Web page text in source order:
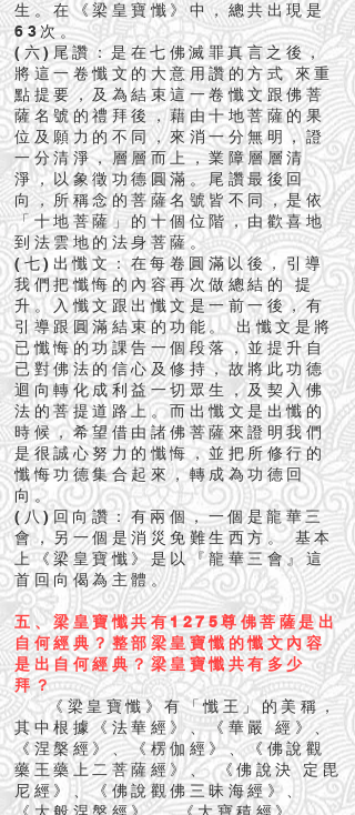
生。在《梁皇寶懺》中，總共出現是
63次。
(六)尾讚：是在七佛滅罪真言之後，
將這一卷懺文的大意用讚的方式 來重
點提要，及為結束這一卷懺文跟佛菩
薩名號的禮拜後，藉由十地菩薩的果
位及願力的不同，來消一分無明，證
一分清淨，層層而上，業障層層清
淨，以象徵功德圓滿。尾讚最後回
向，所稱念的菩薩名號皆不同，是依
「十地菩薩」的十個位階，由歡喜地
到法雲地的法身菩薩。
(七)出懺文：在每卷圓滿以後，引導
我們把懺悔的內容再次做總結的 提
升。入懺文跟出懺文是一前一後，有
引導跟圓滿結束的功能。 出懺文是將
已懺悔的功課告一個段落，並提升自
已對佛法的信心及修持，故將此功德
迴向轉化成利益一切眾生，及契入佛
法的菩提道路上。而出懺文是出懺的
時候，希望借由諸佛菩薩來證明我們
是很誠心努力的懺悔，並把所修行的
懺悔功德集合起來，轉成為功德回
向。
(八)回向讚：有兩個，一個是龍華三
會，另一個是消災免難生西方。 基本
上《梁皇寶懺》是以『龍華三會』這
首回向偈為主體。
五、梁皇寶懺共有1275尊佛菩薩是出
自何經典？整部梁皇寶懺的懺文內容
是出自何經典？梁皇寶懺共有多少
拜？
《梁皇寶懺》有「懺王」的美稱，
其中根據《法華經》、《華嚴 經》、
《涅槃經》、《楞伽經》、《佛說觀
藥王藥上二菩薩經》、 《佛說決 定毘
尼經》、《佛說觀佛三昧海經》、